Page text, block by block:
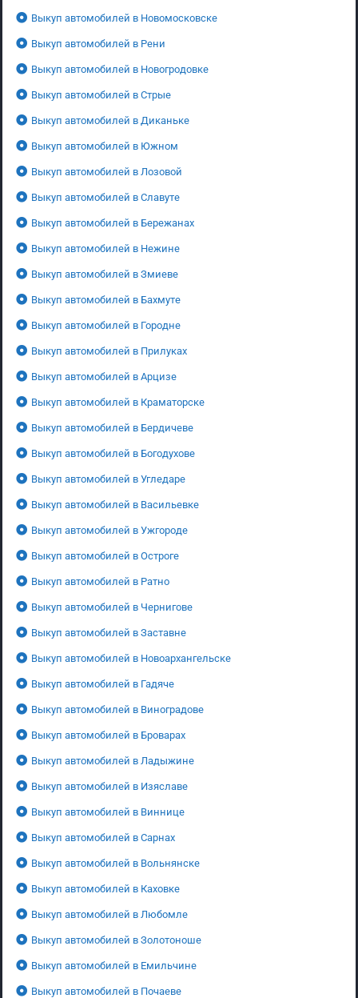
Выкуп автомобилей в Новомосковске
Выкуп автомобилей в Рени
Выкуп автомобилей в Новогродовке
Выкуп автомобилей в Стрые
Выкуп автомобилей в Диканьке
Выкуп автомобилей в Южном
Выкуп автомобилей в Лозовой
Выкуп автомобилей в Славуте
Выкуп автомобилей в Бережанах
Выкуп автомобилей в Нежине
Выкуп автомобилей в Змиеве
Выкуп автомобилей в Бахмуте
Выкуп автомобилей в Городне
Выкуп автомобилей в Прилуках
Выкуп автомобилей в Арцизе
Выкуп автомобилей в Краматорске
Выкуп автомобилей в Бердичеве
Выкуп автомобилей в Богодухове
Выкуп автомобилей в Угледаре
Выкуп автомобилей в Васильевке
Выкуп автомобилей в Ужгороде
Выкуп автомобилей в Остроге
Выкуп автомобилей в Ратно
Выкуп автомобилей в Чернигове
Выкуп автомобилей в Заставне
Выкуп автомобилей в Новоархангельске
Выкуп автомобилей в Гадяче
Выкуп автомобилей в Виноградове
Выкуп автомобилей в Броварах
Выкуп автомобилей в Ладыжине
Выкуп автомобилей в Изяславе
Выкуп автомобилей в Виннице
Выкуп автомобилей в Сарнах
Выкуп автомобилей в Вольнянске
Выкуп автомобилей в Каховке
Выкуп автомобилей в Любомле
Выкуп автомобилей в Золотоноше
Выкуп автомобилей в Емильчине
Выкуп автомобилей в Почаеве